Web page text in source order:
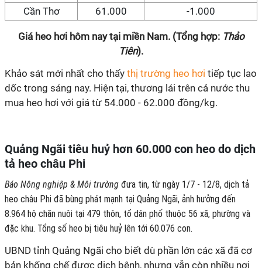
Cần Thơ
61.000 -1.000
Giá heo hơi hôm nay tại miền Nam. (Tổng hợp: Thảo
Tiên).
Khảo sát mới nhất cho thấy thị trường heo hơi tiếp tục lao
dốc trong sáng nay. Hiện tại, thương lái trên cả nước thu
mua heo hơi với giá từ 54.000 - 62.000 đồng/kg.
Quảng Ngãi tiêu huỷ hơn 60.000 con heo do dịch
tả heo châu Phi
Báo Nông nghiệp & Môi trường đưa tin, từ ngày 1/7 - 12/8, dịch tả
heo châu Phi đã bùng phát mạnh tại Quảng Ngãi, ảnh hưởng đến
8.964 hộ chăn nuôi tại 479 thôn, tổ dân phố thuộc 56 xã, phường và
đặc khu. Tổng số heo bị tiêu huỷ lên tới 60.076 con.
UBND tỉnh Quảng Ngãi cho biết dù phần lớn các xã đã cơ
bản khống chế được dịch bệnh, nhưng vẫn còn nhiều nơi